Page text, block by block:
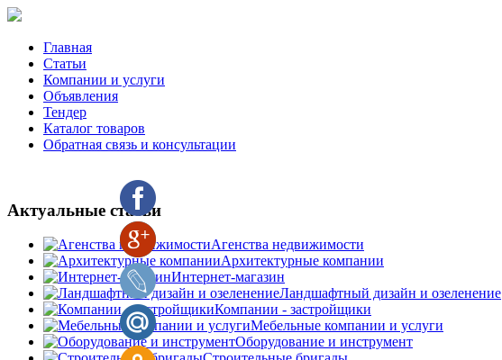
Главная
Статьи
Компании и услуги
Объявления
Тендер
Каталог товаров
Обратная связь и консультации
Актуальные статьи
Агенства недвижимости
Архитектурные компании
Интернет-магазин
Ландшафтный дизайн и озеленение
Компании - застройщики
Мебельные компании и услуги
Оборудование и инструмент